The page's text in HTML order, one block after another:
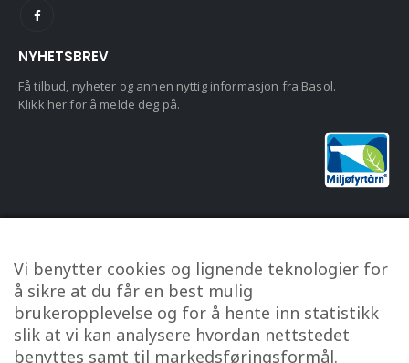
NYHETSBREV
Få tilbud, nyheter og annen nyttig informasjon fra Basol.
Klikk her for å melde deg på.
KUNDESERVICE
Om oss
Kontakt oss
Min konto
Vi benytter cookies og lignende teknologier for
å sikre at du får en best mulig
brukeropplevelse og for å hente inn statistikk
slik at vi kan analysere hvordan nettstedet
benyttes samt til markedsføringsformål.